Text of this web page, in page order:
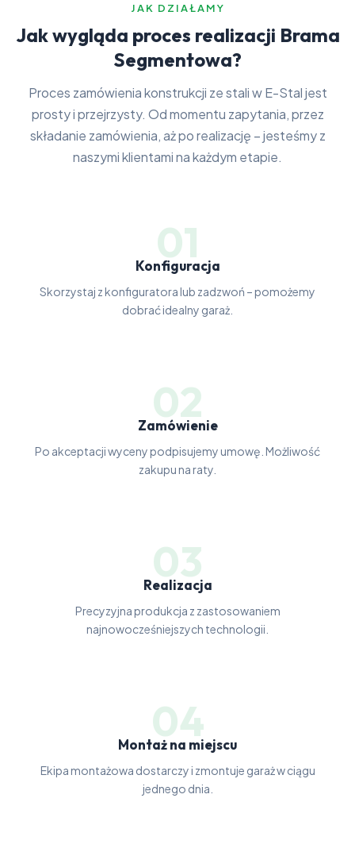
JAK DZIAŁAMY
Jak wygląda proces realizacji Brama
Segmentowa?
Proces zamówienia konstrukcji ze stali w E-Stal jest
prosty i przejrzysty. Od momentu zapytania, przez
składanie zamówienia, aż po realizację – jesteśmy z
naszymi klientami na każdym etapie.
01
Konfiguracja
Skorzystaj z konfiguratora lub zadzwoń – pomożemy
dobrać idealny garaż.
02
Zamówienie
Po akceptacji wyceny podpisujemy umowę. Możliwość
zakupu na raty.
03
Realizacja
Precyzyjna produkcja z zastosowaniem
najnowocześniejszych technologii.
04
Montaż na miejscu
Ekipa montażowa dostarczy i zmontuje garaż w ciągu
jednego dnia.